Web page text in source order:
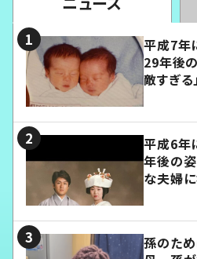
平成7年
29年後
敵すぎる」
平成6年
年後の姿
な夫婦に
孫のた